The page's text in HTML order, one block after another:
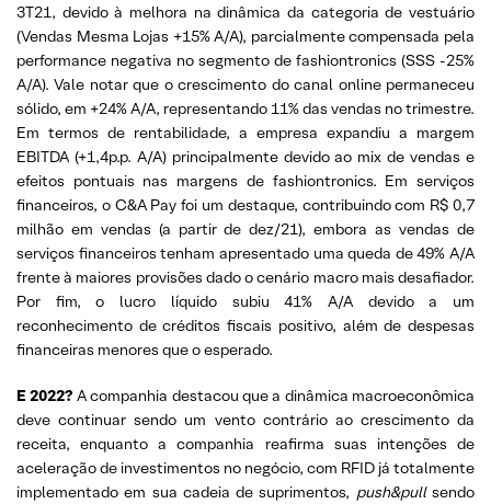
3T21, devido à melhora na dinâmica da categoria de vestuário
(Vendas Mesma Lojas +15% A/A), parcialmente compensada pela
performance negativa no segmento de fashiontronics (SSS -25%
A/A). Vale notar que o crescimento do canal online permaneceu
sólido, em +24% A/A, representando 11% das vendas no trimestre.
Em termos de rentabilidade, a empresa expandiu a margem
EBITDA (+1,4p.p. A/A) principalmente devido ao mix de vendas e
efeitos pontuais nas margens de fashiontronics. Em serviços
financeiros, o C&A Pay foi um destaque, contribuindo com R$ 0,7
milhão em vendas (a partir de dez/21), embora as vendas de
serviços financeiros tenham apresentado uma queda de 49% A/A
frente à maiores provisões dado o cenário macro mais desafiador.
Por fim, o lucro líquido subiu 41% A/A devido a um
reconhecimento de créditos fiscais positivo, além de despesas
financeiras menores que o esperado.
E 2022? A companhia destacou que a dinâmica macroeconômica
deve continuar sendo um vento contrário ao crescimento da
receita, enquanto a companhia reafirma suas intenções de
aceleração de investimentos no negócio, com RFID já totalmente
implementado em sua cadeia de suprimentos, push&pullsendo